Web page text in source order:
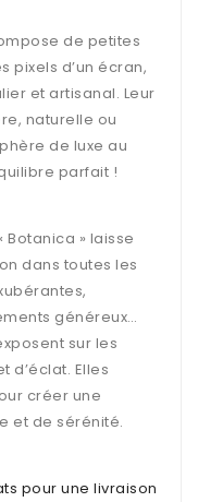
de petites
pixels d’un écran,
et artisanal. Leur
naturelle ou
de luxe au
parfait !
» laisse
dans toutes les
généreux…
sur les
d’éclat. Elles
créer une
et de sérénité.
pour une livraison